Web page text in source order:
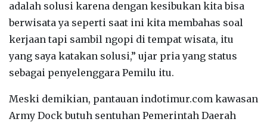
adalah solusi karena dengan kesibukan kita bisa
berwisata ya seperti saat ini kita membahas soal
kerjaan tapi sambil ngopi di tempat wisata, itu
yang saya katakan solusi,” ujar pria yang status
sebagai penyelenggara Pemilu itu.
Meski demikian, pantauan indotimur.com kawasan
Army Dock butuh sentuhan Pemerintah Daerah